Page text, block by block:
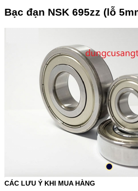
Bạc đạn NSK 695zz (lỗ
CÁC LƯU Ý KHI MUA HÀNG